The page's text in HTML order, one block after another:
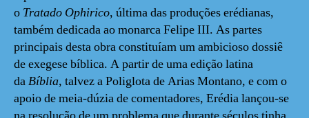
o Tratado Ophirico, última das produções erédianas,
também dedicada ao monarca Felipe III. As partes
principais desta obra constituíam um ambicioso dossiê
de exegese bíblica. A partir de uma edição latina
daBíblia, talvez a Poliglota de Arias Montano, e com o
apoio de meia-dúzia de comentadores, Erédia lançou-se